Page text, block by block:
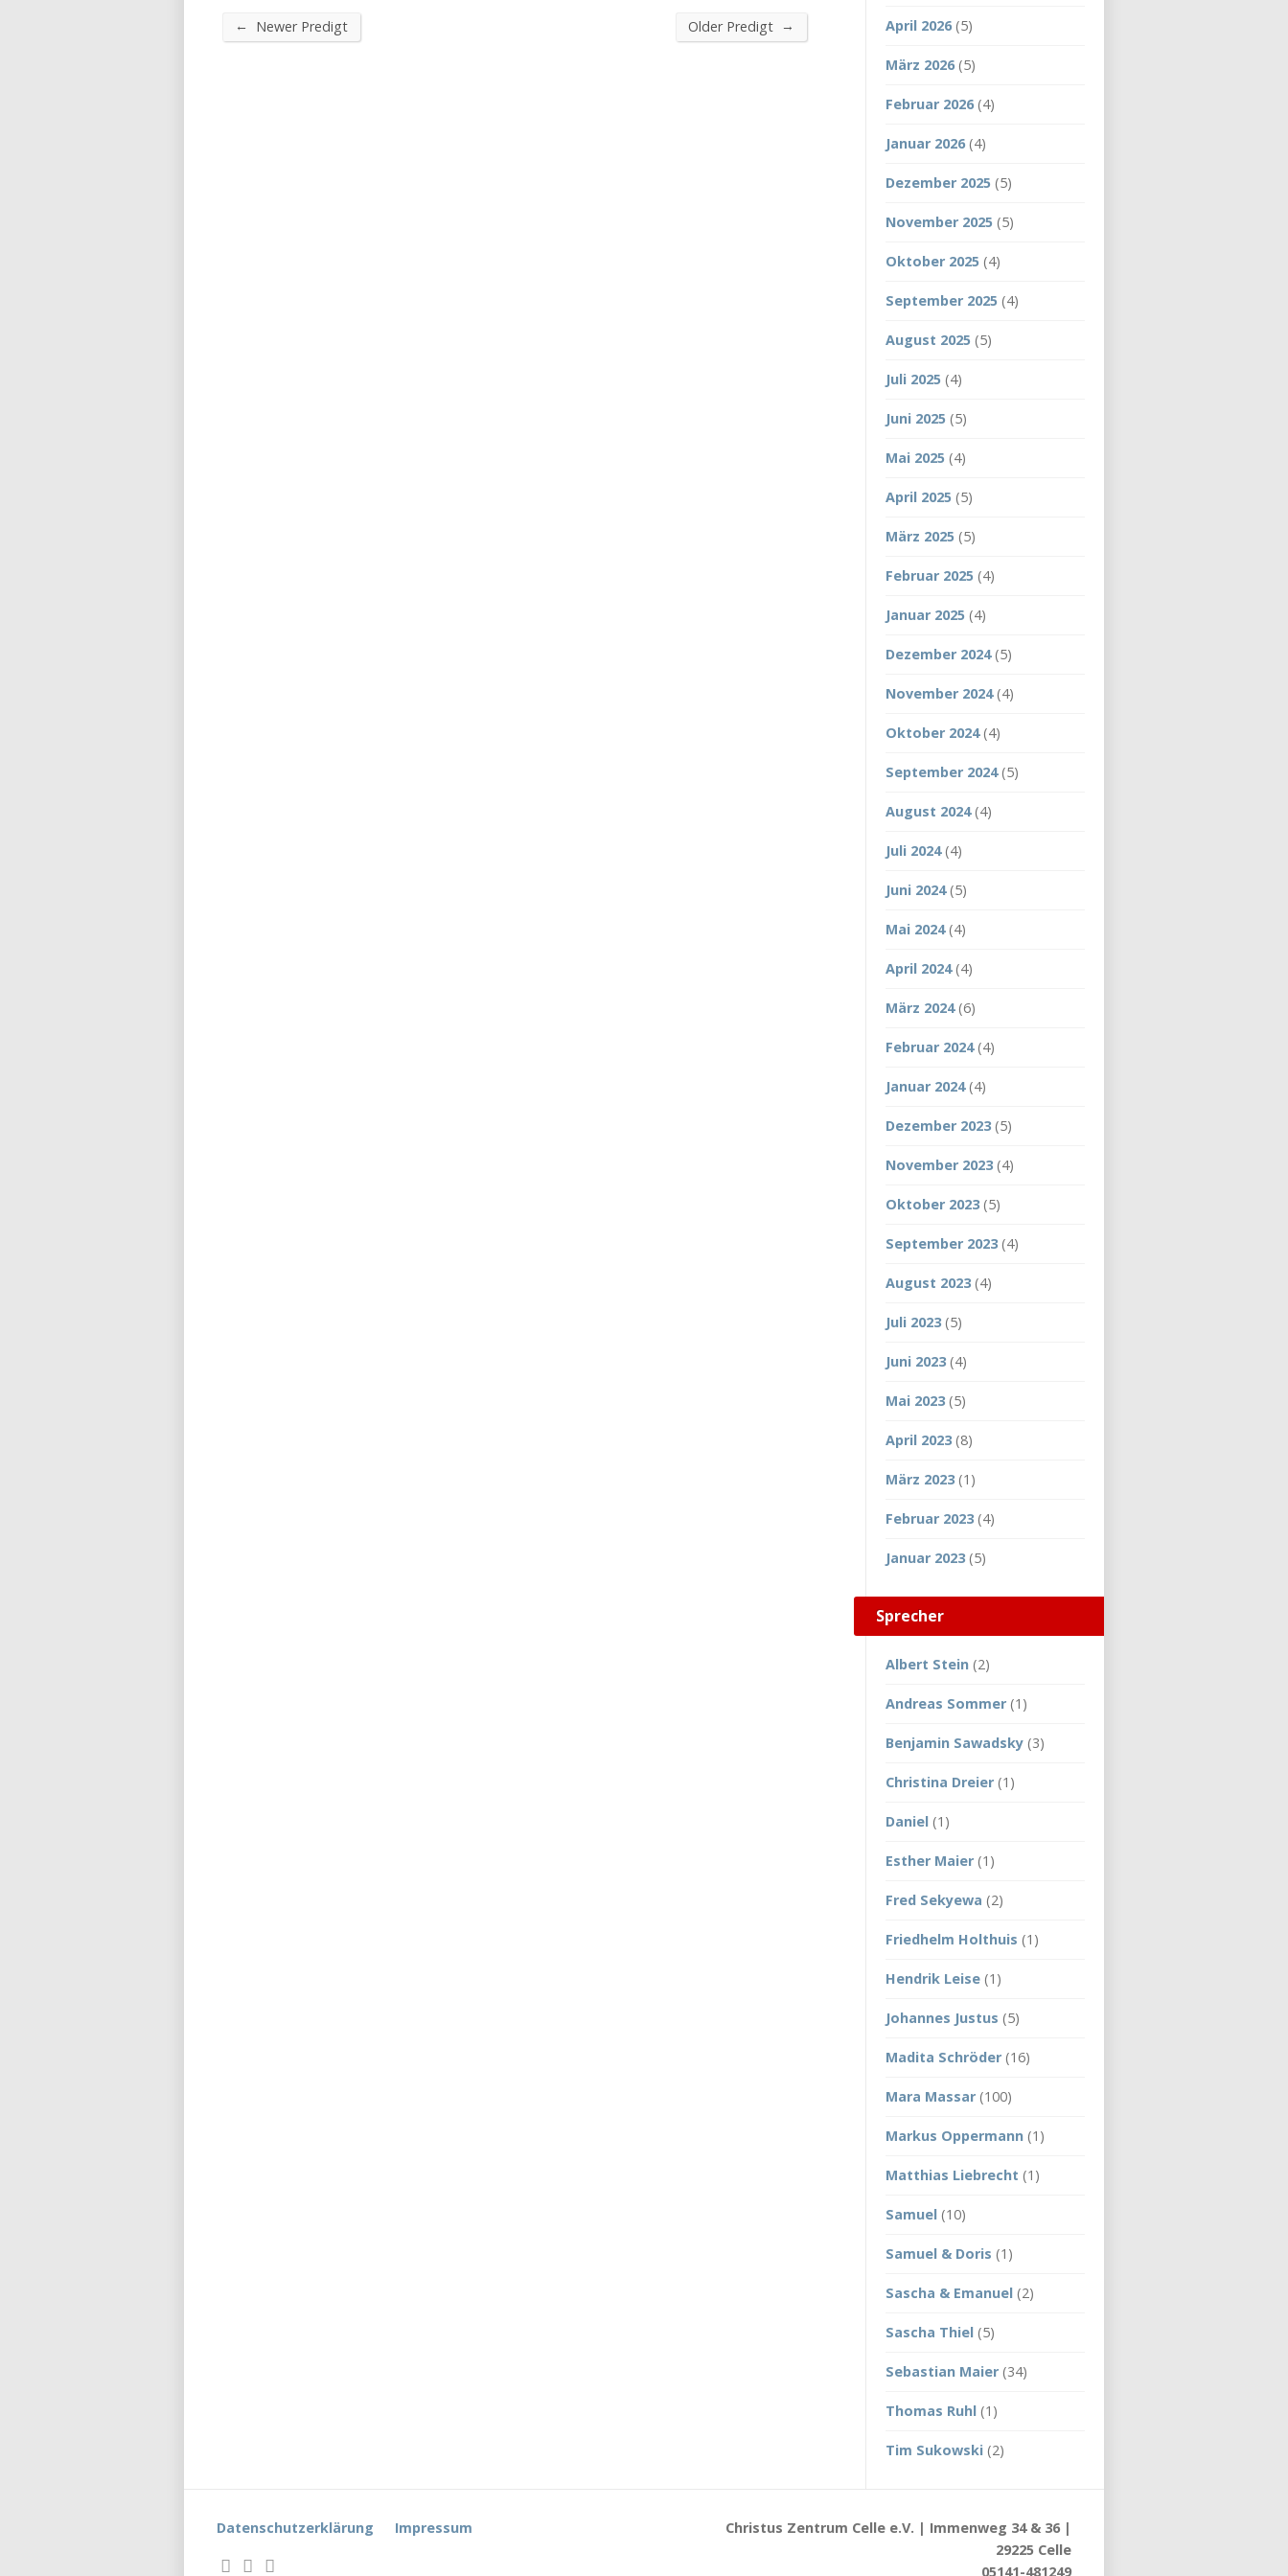
← Newer Predigt Older Predigt → April 2026(5)
März 2026(5)
Februar 2026(4)
Januar 2026(4)
Dezember 2025 (5)
November 2025 (5)
Oktober 2025 (4)
September 2025 (4)
August 2025 (5)
Juli 2025 (4)
Juni 2025 (5)
Mai 2025 (4)
April 2025 (5)
März 2025 (5)
Februar 2025 (4)
Januar 2025 (4)
Dezember 2024(5)
November 2024(4)
Oktober 2024(4)
September 2024(5)
August 2024(4)
Juli 2024(4)
Juni 2024(5)
Mai 2024(4)
April 2024(4)
März 2024(6)
Februar 2024(4)
Januar 2024(4)
Dezember 2023 (5)
November 2023 (4)
Oktober 2023 (5)
September 2023 (4)
August 2023 (4)
Juli 2023 (5)
Juni 2023 (4)
Mai 2023 (5)
April 2023 (8)
März 2023 (1)
Februar 2023 (4)
Januar 2023 (5)
Sprecher
Albert Stein (2)
Andreas Sommer (1)
Benjamin Sawadsky (3)
Christina Dreier (1)
Daniel (1)
Esther Maier (1)
Fred Sekyewa (2)
Friedhelm Holthuis (1)
Hendrik Leise (1)
Johannes Justus (5)
Madita Schröder (16)
Mara Massar (100)
Markus Oppermann (1)
Matthias Liebrecht (1)
Samuel (10)
Samuel & Doris (1)
Sascha & Emanuel (2)
Sascha Thiel (5)
Sebastian Maier (34)
Thomas Ruhl (1)
Tim Sukowski (2)
Datenschutzerklärung Impressum
Christus Zentrum Celle e.V. | Immenweg 34 & 36 |
29225 Celle
05141-481249